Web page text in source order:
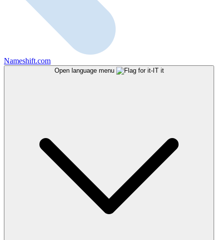
Nameshift.com
Open language menu it